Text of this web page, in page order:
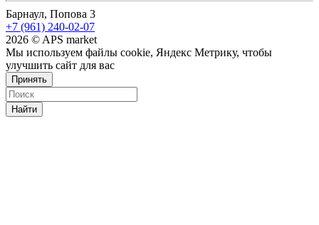
Барнаул, Попова 3
+7 (961) 240-02-07
2026 © APS market
Мы используем файлы cookie, Яндекс Метрику, чтобы
улучшить сайт для вас
Принять
Найти